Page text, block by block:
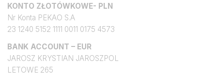
KONTO ZŁOTÓWKOWE- PLN
Nr Konta PEKAO S.A
23 1240 5152 1111 0011 0175 4573
BANK ACCOUNT – EUR
JAROSZ KRYSTIAN JAROSZPOL
LETOWE 265